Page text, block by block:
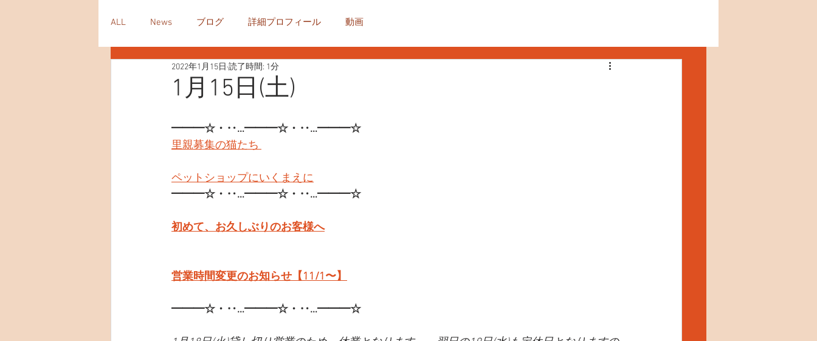
ALL News ブログ 詳細プロフィール 動画
1月15日(土)
2022年1月15日 読了時間: 1分
━━━☆・‥…━━━☆・‥…━━━☆
里親募集の猫たち
ペットショップにいくまえに
━━━☆・‥…━━━☆・‥…━━━☆
初めて、お久しぶりのお客様へ
営業時間変更のお知らせ【11/1〜】
━━━☆・‥…━━━☆・‥…━━━☆